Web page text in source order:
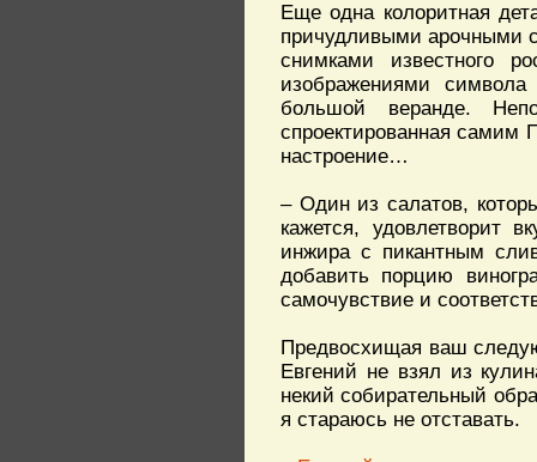
Еще одна колоритная
причудливыми арочными
снимками известного
изображениями
большой веранде.
спроектированная самим
настроение…
– Один из салатов,
кажется, удовлетворит
инжира с пикантным
добавить порцию
самочувствие и
Предвосхищая ваш
Евгений не взял из
некий собирательный
я стараюсь не отставать.